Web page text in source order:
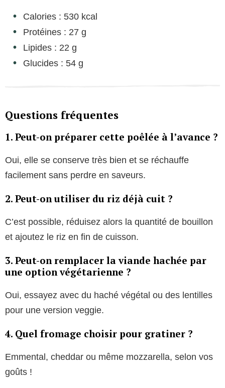
Calories : 530 kcal
Protéines : 27 g
Lipides : 22 g
Glucides : 54 g
Questions fréquentes
1. Peut-on préparer cette poêlée à l’avance ?
Oui, elle se conserve très bien et se réchauffe
facilement sans perdre en saveurs.
2. Peut-on utiliser du riz déjà cuit ?
C’est possible, réduisez alors la quantité de bouillon
et ajoutez le riz en fin de cuisson.
3. Peut-on remplacer la viande hachée par
une option végétarienne ?
Oui, essayez avec du haché végétal ou des lentilles
pour une version veggie.
4. Quel fromage choisir pour gratiner ?
Emmental, cheddar ou même mozzarella, selon vos
goûts !